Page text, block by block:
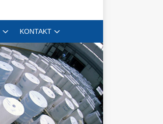
KONTAKT